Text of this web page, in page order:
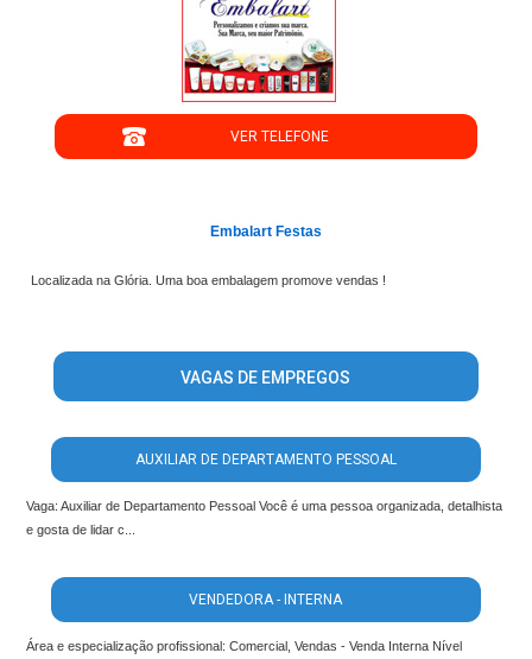
VER TELEFONE
Embalart Festas
Localizada na Glória. Uma boa embalagem promove vendas !
VAGAS DE EMPREGOS
AUXILIAR DE DEPARTAMENTO PESSOAL
Vaga: Auxiliar de Departamento Pessoal Você é uma pessoa organizada, detalhista
e gosta de lidar c...
VENDEDORA - INTERNA
Área e especialização profissional: Comercial, Vendas - Venda Interna Nível